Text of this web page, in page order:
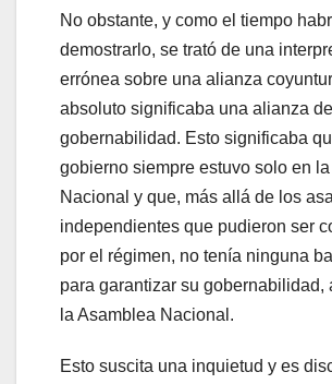
No obstante, y como el tiempo
demostrarlo, se trató de una
errónea sobre una alianza
absoluto significaba una alianza de
gobernabilidad. Esto significaba
gobierno siempre estuvo solo en
Nacional y que, más allá de los
independientes que pudieron ser
por el régimen, no tenía ninguna
para garantizar su gobernabilidad,
la Asamblea Nacional.
Esto suscita una inquietud y es